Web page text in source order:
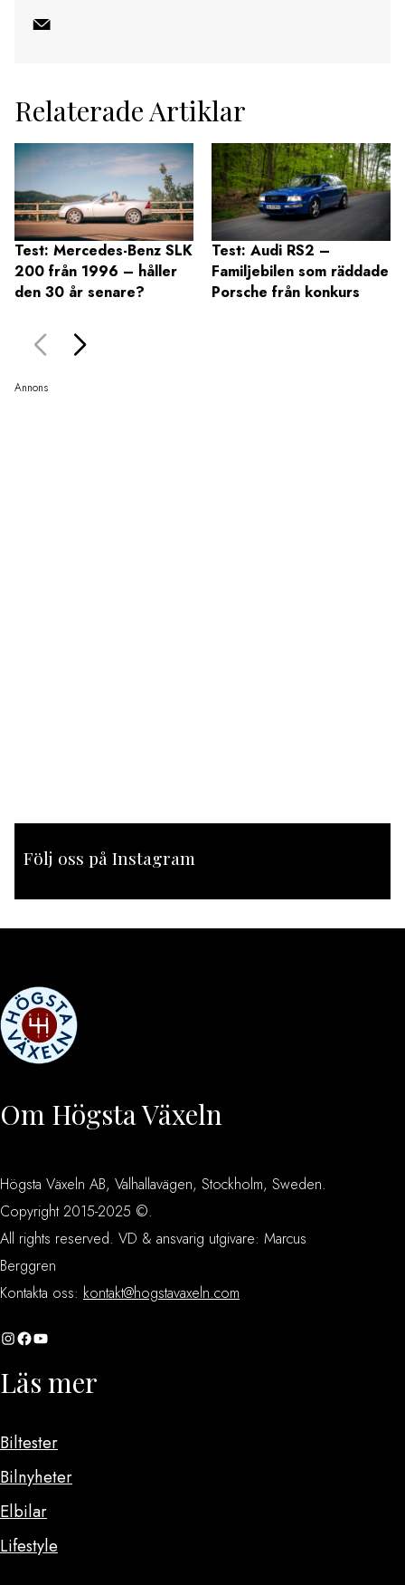
Relaterade Artiklar
Test: Mercedes-Benz SLK
200 från 1996 – håller
den 30 år senare?
Test: Audi RS2 –
Familjebilen som räddade
Porsche från konkurs
Annons
Följ oss på Instagram
Om Högsta Växeln
Högsta Växeln AB, Valhallavägen, Stockholm, Sweden.
Copyright 2015-2025 ©.
All rights reserved. VD & ansvarig utgivare: Marcus
Berggren
Kontakta oss: kontakt@hogstavaxeln.com
InstagramFacebook YouTube
Läs mer
Biltester
Bilnyheter
Elbilar
Lifestyle